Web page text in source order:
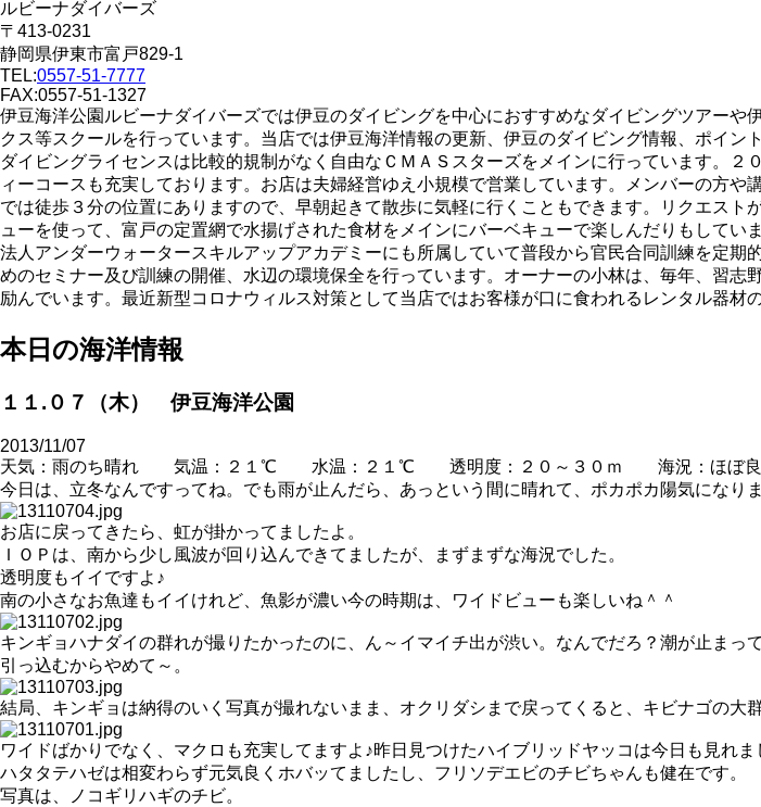
ルビーナダイバーズ
〒413-0231
静岡県伊東市富戸829-1
TEL:0557-51-7777
FAX:0557-51-1327
伊豆海洋公園ルビーナダイバーズでは伊豆のダイビングを中心におすすめなダイビングツアー
クス等スクールを行っています。当店では伊豆海洋情報の更新、伊豆のダイビング情報、ポイ
ダイビングライセンスは比較的規制がなく自由なＣＭＡＳスターズをメインに行っています。
ィーコースも充実しております。お店は夫婦経営ゆえ小規模で営業しています。メンバーの方
では徒歩３分の位置にありますので、早朝起きて散歩に気軽に行くこともできます。リクエス
ューを使って、富戸の定置網で水揚げされた食材をメインにバーベキューで楽しんだりもして
法人アンダーウォータースキルアップアカデミーにも所属していて普段から官民合同訓練を定
めのセミナー及び訓練の開催、水辺の環境保全を行っています。オーナーの小林は、毎年、習
励んでいます。最近新型コロナウィルス対策として当店ではお客様が口に食われるレンタル器材
本日の海洋情報
１１.０７（木） 伊豆海洋公園
2013/11/07
天気：雨のち晴れ 気温：２１℃ 水温：２１℃ 透明度：２０～３０ｍ 海況：ほぼ
今日は、立冬なんですってね。でも雨が止んだら、あっという間に晴れて、ポカポカ陽気になりま
お店に戻ってきたら、虹が掛かってましたよ。
ＩＯＰは、南から少し風波が回り込んできてましたが、まずまずな海況でした。
透明度もイイですよ♪
南の小さなお魚達もイイけれど、魚影が濃い今の時期は、ワイドビューも楽しいね＾＾
キンギョハナダイの群れが撮りたかったのに、ん～イマイチ出が渋い。なんでだろ？潮が止ま
引っ込むからやめて～。
結局、キンギョは納得のいく写真が撮れないまま、オクリダシまで戻ってくると、キビナゴの大
ワイドばかりでなく、マクロも充実してますよ♪昨日見つけたハイブリッドヤッコは今日も見れま
ハタタテハゼは相変わらず元気良くホバッてましたし、フリソデエビのチビちゃんも健在です。
写真は、ノコギリハギのチビ。